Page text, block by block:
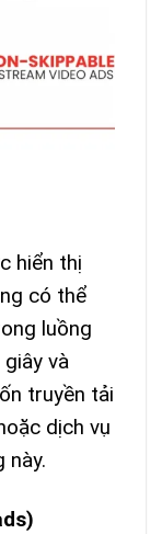
hiển thị
có thể
luồng
và
truyền tải
dịch vụ
này.